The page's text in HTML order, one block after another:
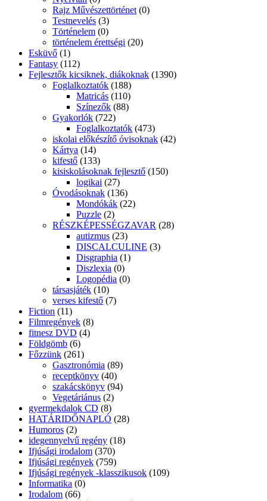
Rajz Művészettörténet (0)
Testnevelés (3)
Történelem (0)
történelem érettségi (20)
Esküvő (1)
Fantasy (112)
Fejlesztők kicsiknek, diákoknak (1390)
Foglalkoztatók (188)
Matricás (110)
Színezők (88)
Gyakorlók (722)
Foglalkoztatók (473)
iskolai előkészítő óvisoknak (42)
Kártya (14)
kifestő (133)
kisiskolásoknak fejlesztő (150)
logikai (27)
Óvodásoknak (136)
Mondókák (22)
Puzzle (2)
RÉSZKÉPESSÉGZAVAR (28)
autizmus (23)
DISCALCULINE (3)
Disgraphia (1)
Diszlexia (0)
Logopédia (0)
társasjáték (10)
verses kifestő (7)
Fiction (11)
Filmregények (8)
fitnesz DVD (4)
Földgömb (6)
Főzzünk (261)
Gasztronómia (89)
receptkönyv (40)
szakácskönyv (94)
Vegetáriánus (2)
gyermekdalok CD (8)
HATÁRIDŐNAPLÓ (28)
Humoros (2)
idegennyelvű regény (18)
Ifjúsági irodalom (370)
Ifjúsági regények (759)
Ifjúsági regények -klasszikusok (109)
Informatika (0)
Irodalom (66)